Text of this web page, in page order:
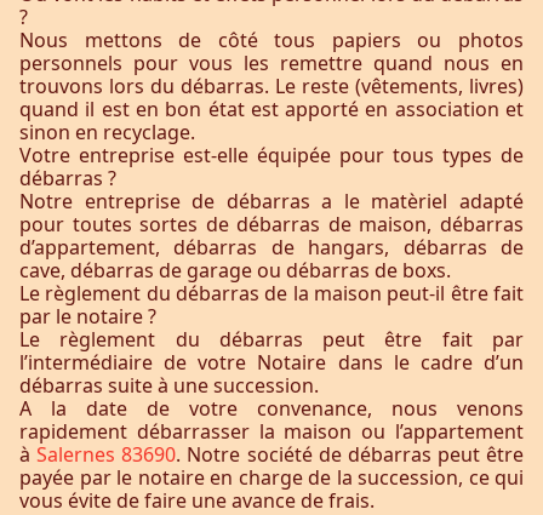
?
Nous mettons de côté tous papiers ou photos
personnels pour vous les remettre quand nous en
trouvons lors du débarras. Le reste (vêtements, livres)
quand il est en bon état est apporté en association et
sinon en recyclage.
Votre entreprise est-elle équipée pour tous types de
débarras ?
Notre entreprise de débarras a le matèriel adapté
pour toutes sortes de débarras de maison, débarras
d’appartement, débarras de hangars, débarras de
cave, débarras de garage ou débarras de boxs.
Le règlement du débarras de la maison peut-il être fait
par le notaire ?
Le règlement du débarras peut être fait par
l’intermédiaire de votre Notaire dans le cadre d’un
débarras suite à une succession.
A la date de votre convenance, nous venons
rapidement débarrasser la maison ou l’appartement
àSalernes 83690. Notre société de débarras peut être
payée par le notaire en charge de la succession, ce qui
vous évite de faire une avance de frais.